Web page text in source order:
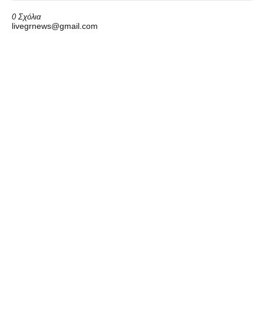
0 Σχόλια
livegrnews@gmail.com